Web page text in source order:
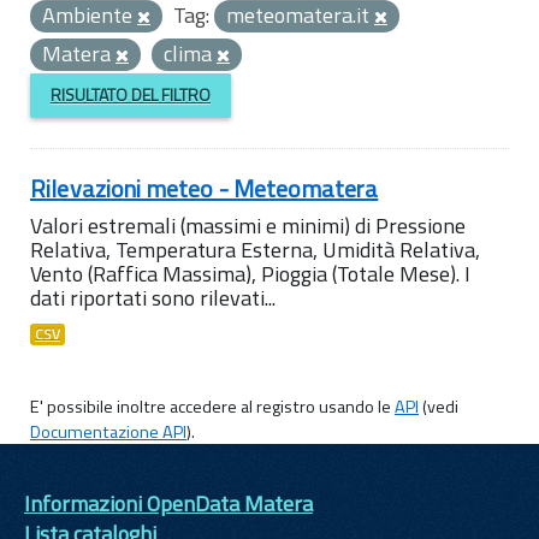
Ambiente
Tag: meteomatera.it
Matera
clima
RISULTATO DEL FILTRO
Rilevazioni meteo - Meteomatera
Valori estremali (massimi e minimi) di Pressione
Relativa, Temperatura Esterna, Umidità Relativa,
Vento (Raffica Massima), Pioggia (Totale Mese). I
dati riportati sono rilevati...
CSV
E' possibile inoltre accedere al registro usando leAPI(vedi
Documentazione API).
Informazioni OpenData Matera